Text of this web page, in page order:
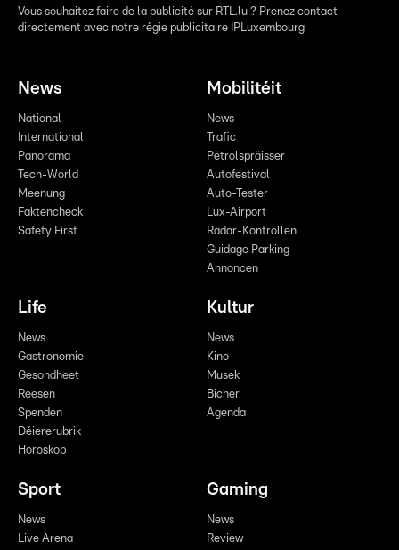
Vous souhaitez faire de la publicité sur RTL.lu ? Prenez contact
directement avec notre régie publicitaire IPLuxembourg
News
National
International
Panorama
Tech-World
Meenung
Faktencheck
Safety First
Mobilitéit
News
Trafic
Pëtrolspräisser
Autofestival
Auto-Tester
Lux-Airport
Radar-Kontrollen
Guidage Parking
Annoncen
Life
News
Gastronomie
Gesondheet
Reesen
Spenden
Déiererubrik
Horoskop
Kultur
News
Kino
Musek
Bicher
Agenda
Sport
News
Live Arena
Gaming
News
Review